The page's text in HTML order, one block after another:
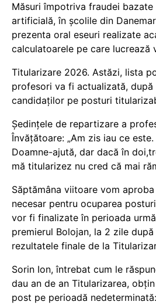
Măsuri împotriva fraudei
artificială, în școlile din
prezenta oral eseuri realizate
calculatoarele pe care
Titularizare 2026. Astăzi, lista
profesori va fi actualizată, după
candidaților pe posturi
Ședințele de repartizare a
Învățătoare: „Am zis iau ce
Doamne-ajută, dar dacă în
mă titularizez nu cred că mai
Săptămâna viitoare vom
necesar pentru ocuparea
vor fi finalizate în perioada
premierul Bolojan, la 2 zile
rezultatele finale de la
Sorin Ion, întrebat cum le
dau an de an Titularizarea,
post pe perioadă